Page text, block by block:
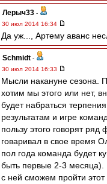
Лерыч33 -
30 июл 2014 16:34
Да уж..., Артему аванс
Schmidt -
30 июл 2014 16:33
Мысли накануне сезона.
хотим мы этого или нет,
будет набраться
результатам и игре
пользу этого говорят ряд
говаривал в свое время
пол года команда будет
быть первые 2-3
с ней сможем пройти этот